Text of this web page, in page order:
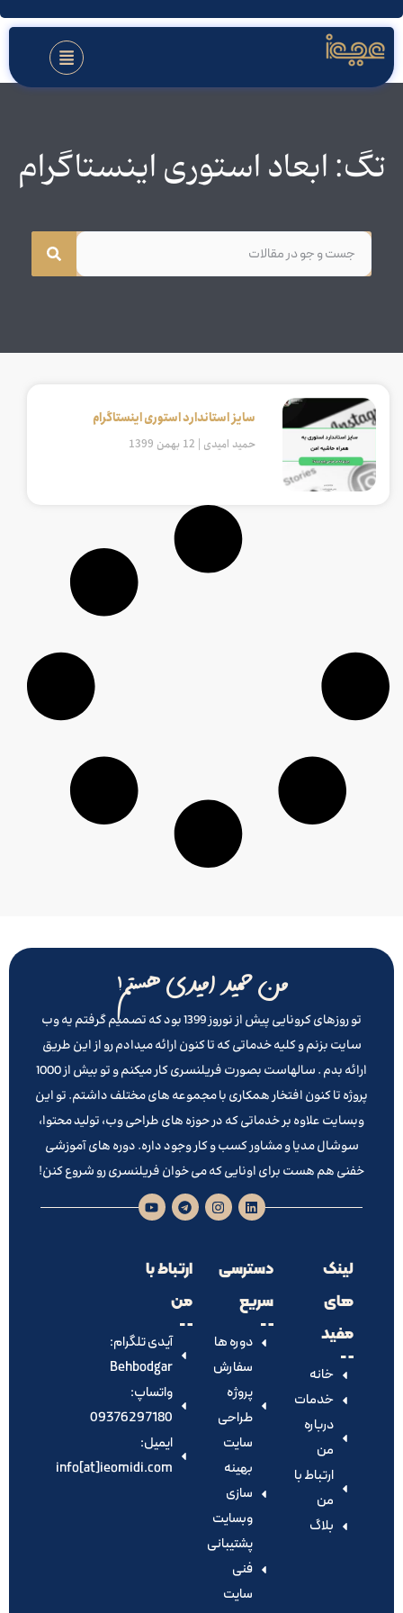
تگ: ابعاد استوری اینستاگرام
سایز استاندارد استوری اینستاگرام
حمید امیدی
من حمید امیدی هستم!
تو روزهای کرونایی پیش از نوروز 1399 بود که تصمیم گرفتم یه وب
سایت بزنم و کلیه خدماتی که تا کنون ارائه میدادم رو از این طریق
ارائه بدم . سالهاست بصورت فریلنسری کار میکنم و تو بیش از 1000
پروژه تا کنون افتخار همکاری با مجموعه های مختلف داشتم. تو این
وبسایت علاوه بر خدماتی که در حوزه های طراحی وب، تولید محتوا،
سوشال مدیا و مشاور کسب و کار وجود داره. دوره های آموزشی
خفنی هم هست برای اونایی که می خوان فریلنسری رو شروع کنن!
لینک
های
مفید
خانه
خدمات
درباره
من
ارتباط با
من
بلاگ
دسترسی
سریع
دوره ها
سفارش
پروژه
طراحی
سایت
بهینه
سازی
وبسایت
پشتیبانی
فنی
سایت
ارتباط با
من
آیدی تلگرام:‌
Behbodgar
واتساپ:
09376297180
ایمیل:
info[at]ieomidi.com